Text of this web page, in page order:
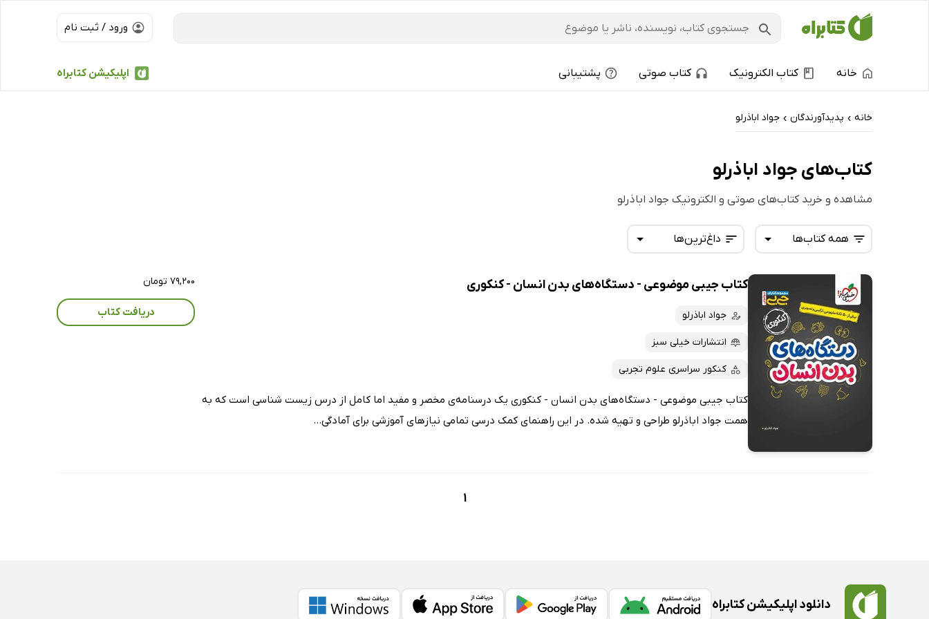
ورود / ثبت نام
اپلیکیشن کتابراه خانه کتاب الکترونیک کتاب صوتی پشتیبانی
خانه › پدیدآورندگان › جواد اباذرلو
کتاب‌های جواد اباذرلو
مشاهده و خرید کتاب‌های صوتی و الکترونیک جواد اباذرلو
داغ‌ترین‌ها
تازه‌ها
داغ‌ترین‌ها
پرفروش‌ها
پربحث‌ها
همه کتاب‌ها
همه کتاب‌ها
کتاب‌های صوتی
کتاب‌های متنی
کتاب جیبی موضوعی - دستگاه‌های بدن انسان - کنکوری
جواد اباذرلو
انتشارات خیلی سبز
کنکور سراسری علوم تجربی
کتاب جیبی موضوعی - دستگاه‌های بدن انسان - کنکوری یک درسنامه‌ی مخصر و مفید اما کامل از درس زیست شناسی است که به
همت جواد اباذرلو طراحی و تهیه شده. در این راهنمای کمک درسی تمامی نیازهای آموزشی برای آمادگی...
۷۹,۲۰۰ تومان
دریافت کتاب
1
دانلود اپلیکیشن کتابراه